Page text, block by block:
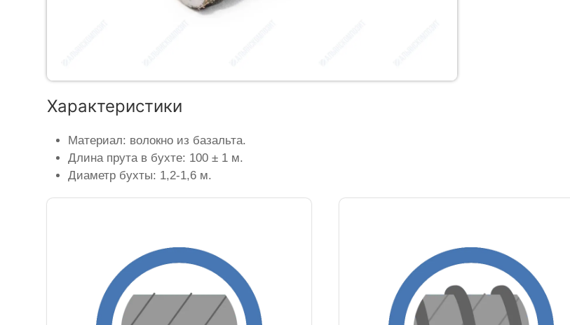
Характеристики
Материал: волокно из базальта.
Длина прута в бухте: 100 ± 1 м.
Диаметр бухты: 1,2-1,6 м.